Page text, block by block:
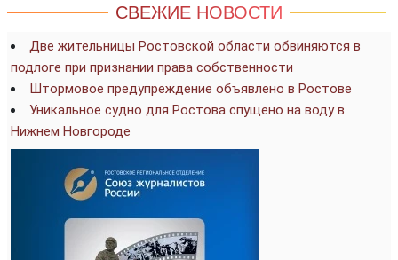
СВЕЖИЕ НОВОСТИ
Две жительницы Ростовской области обвиняются в
подлоге при признании права собственности
Штормовое предупреждение объявлено в Ростове
Уникальное судно для Ростова спущено на воду в
Нижнем Новгороде